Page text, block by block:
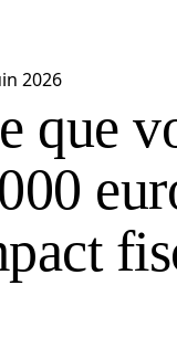
2026
que